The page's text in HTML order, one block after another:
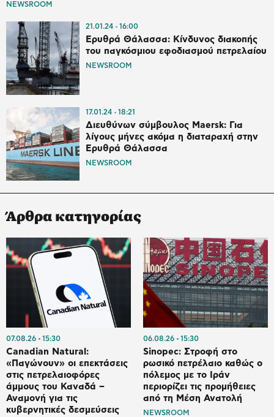
NEWSROOM
21.01.24 16:00
Ερυθρά Θάλασσα: Κίνδυνος διακοπής
του παγκόσμιου εφοδιασμού πετρελαίου
NEWSROOM
17.01.24 18:21
Διευθύνων σύμβουλος Maersk: Για
λίγους μήνες ακόμα η διαταραχή στην
Ερυθρά Θάλασσα
NEWSROOM
Άρθρα κατηγορίας
07.08.26 15:30
Canadian Natural:
«Παγώνουν» οι επεκτάσεις
στις πετρελαιοφόρες
άμμους του Καναδά –
Αναμονή για τις
κυβερνητικές δεσμεύσεις
06.08.26 15:30
Sinopec: Στροφή στο
ρωσικό πετρέλαιο καθώς ο
πόλεμος με το Ιράν
περιορίζει τις προμήθειες
από τη Μέση Ανατολή
NEWSROOM